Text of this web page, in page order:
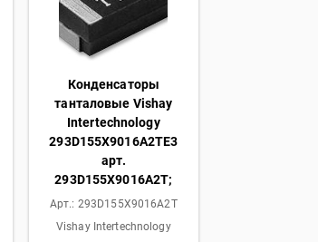
Конденсаторы
танталовые Vishay
Intertechnology
293D155X9016A2TE3
арт.
293D155X9016A2T;
Арт.: 293D155X9016A2T
Vishay Intertechnology